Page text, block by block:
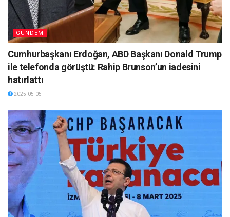
GÜNDEM
Cumhurbaşkanı Erdoğan, ABD Başkanı Donald Trump
ile telefonda görüştü: Rahip Brunson’un iadesini
hatırlattı
2025-05-05